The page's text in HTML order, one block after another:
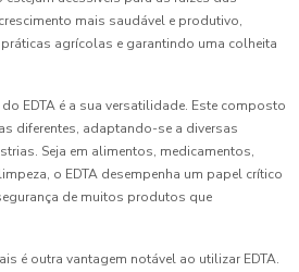
mais saudável e produtivo,
agrícolas e garantindo uma colheita
EDTA é a sua versatilidade. Este composto
diferentes, adaptando-se a diversas
Seja em alimentos, medicamentos,
o EDTA desempenha um papel crítico
de muitos produtos que
é outra vantagem notável ao utilizar EDTA.